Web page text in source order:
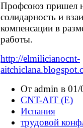
Профсоюз пришел
солидарность и
компенсации в
работы.
http://elmilicianocnt-
От admin в
CNT-AIT (E)
Испания
трудовой